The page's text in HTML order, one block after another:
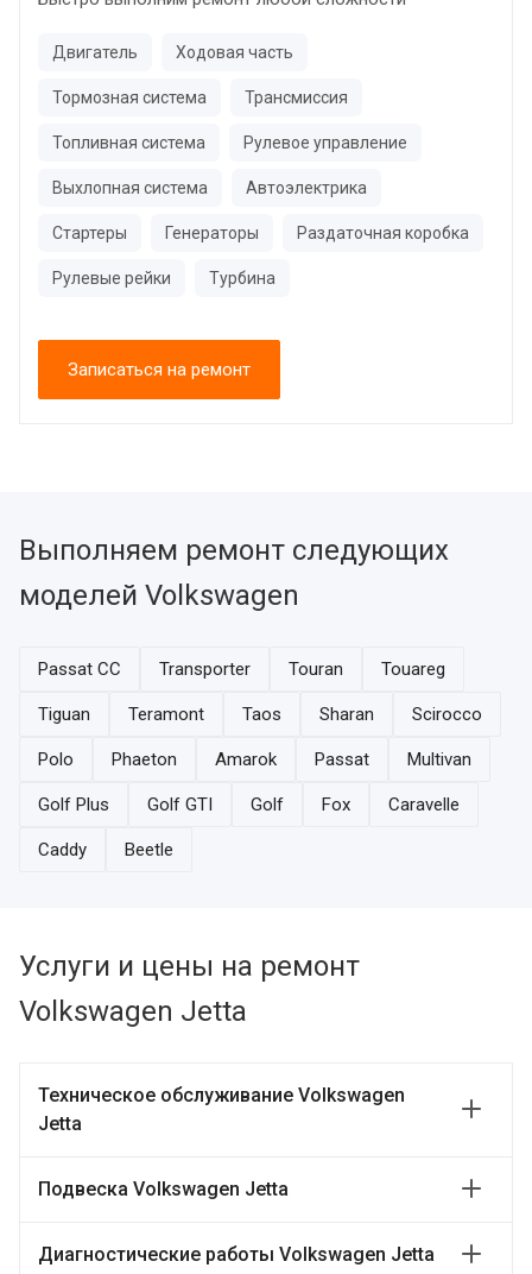
Двигатель Ходовая часть
Тормозная система Трансмиссия
Топливная система Рулевое управление
Выхлопная система Автоэлектрика
Стартеры Генераторы Раздаточная коробка
Рулевые рейки Турбина
Записаться на ремонт
Выполняем ремонт следующих
моделей Volkswagen
Passat CC Transporter Touran Touareg
Tiguan Teramont Taos Sharan Scirocco
Polo Phaeton Amarok Passat Multivan
Golf Plus Golf GTI Golf Fox Caravelle
Caddy Beetle
Услуги и цены на ремонт
Volkswagen Jetta
Техническое обслуживание Volkswagen
Jetta
Подвеска Volkswagen Jetta
Диагностические работы Volkswagen Jetta